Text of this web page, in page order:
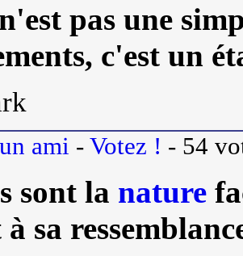
n'est pas une
c'est un
ami - Votez ! - 54
sont la nature
sa